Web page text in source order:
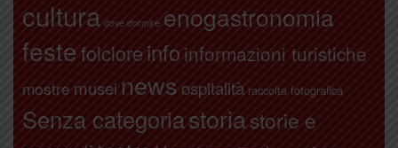
cultura dove dormire enogastronomia
festefolcloreinfo informazioni turistiche
mostre musei news ospitalità raccolta fotografica
Senza categoriastoriastorie e